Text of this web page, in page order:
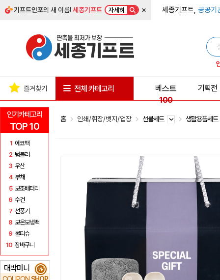
기프트인포의 새 이름!세종기프트 자세히 × 세종기프트, 공공기
인기카테고리
TOP 10
1 에코백
2 텀블러
3 우산
4 부채
5 보조배터리
6 수건
7 선풍기
8 보온보냉백
9 물티슈
10 장바구니
대박머니 ₩
즐겨찾기 전체 카테고리
베스트
100
기획전
홈 인쇄/휘장/뱃지/업장 선물세트 생활용품세